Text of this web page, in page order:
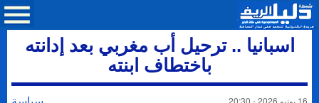
اسبانيا .. ترحيل أب مغربي بعد إدانته
باختطاف ابنته
16 يونيو 2026 - 20:30